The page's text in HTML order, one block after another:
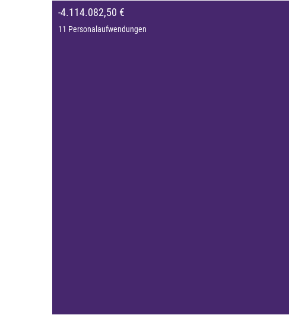
-4.114.082,50 €
11 Personalaufwendungen